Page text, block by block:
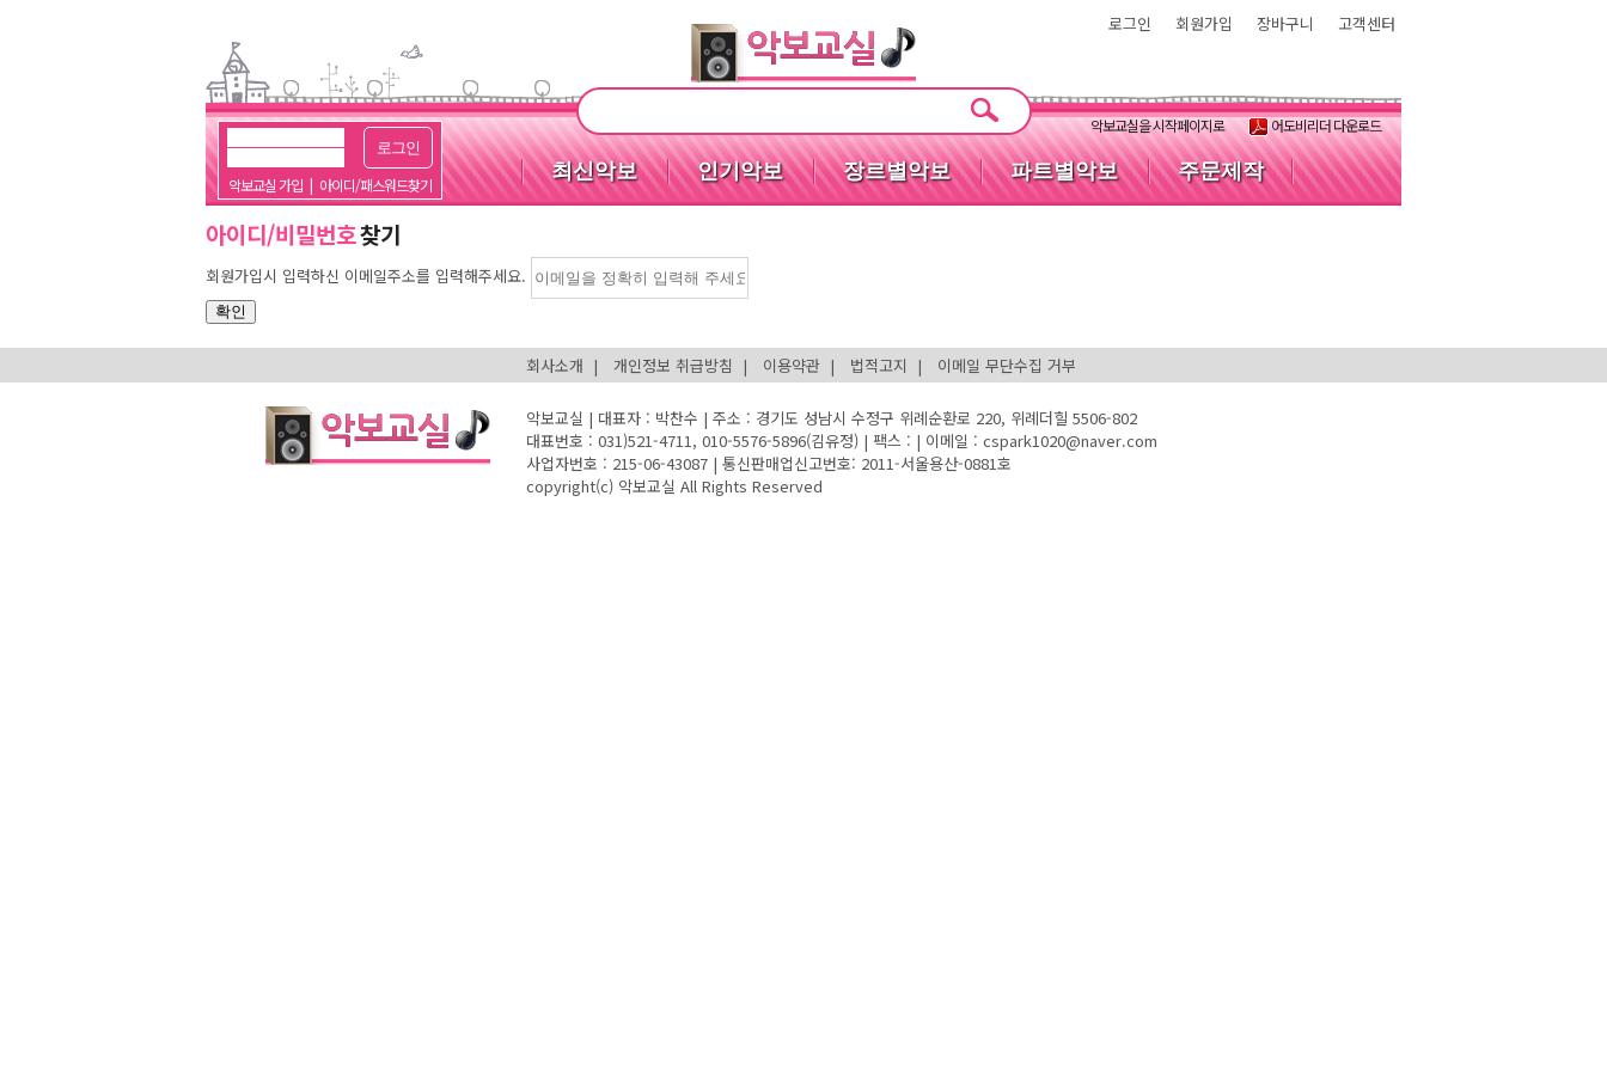
최신악보 인기악보 장르별악보 파트별악보 주문제작
로그인
악보교실 가입 | 아이디/패스워드찾기
악보교실을 시작페이지로 어도비리더 다운로드
로그인 회원가입 장바구니 고객센터
아이디/비밀번호찾기
회원가입시 입력하신 이메일주소를 입력해주세요.
회사소개 개인정보 취급방침 이용약관 법적고지 이메일 무단수집 거부
악보교실 | 대표자 : 박찬수 | 주소 : 경기도 성남시 수정구 위례순환로 220, 위례더힐 5506-802
대표번호 : 031)521-4711, 010-5576-5896(김유정) | 팩스 : | 이메일 : cspark1020@naver.com
사업자번호 : 215-06-43087 | 통신판매업신고번호: 2011-서울용산-0881호
copyright(c) 악보교실 All Rights Reserved